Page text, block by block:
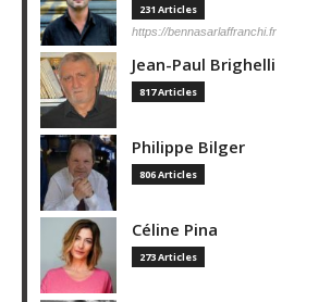
231 Articles
https://bennasarlaffranchi.fr
Jean-Paul Brighelli
817 Articles
Philippe Bilger
806 Articles
Céline Pina
273 Articles